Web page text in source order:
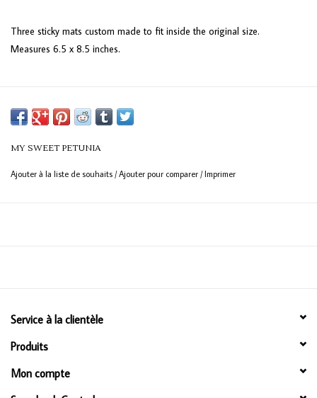
Three sticky mats custom made to fit inside the original size.
Measures 6.5 x 8.5 inches.
MY SWEET PETUNIA
Ajouter à la liste de souhaits /Ajouter pour comparer /Imprimer
Service à la clientèle
Produits
Mon compte